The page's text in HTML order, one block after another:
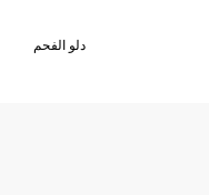
دلو الفحم